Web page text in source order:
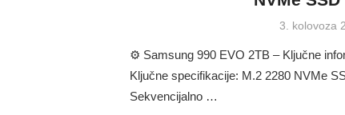
Posted
3. kolovoza
⚙️ Samsung 990 EVO 2TB – Ključne
Ključne specifikacije: M.2 2280 NVMe
Sekvencijalno …